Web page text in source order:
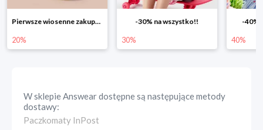
-30% na wszystko!!
30%
-40% na drugą sztukę
40% 25%
W sklepieAnsweardostępne są następujące metody
dostawy:
Paczkomaty InPost